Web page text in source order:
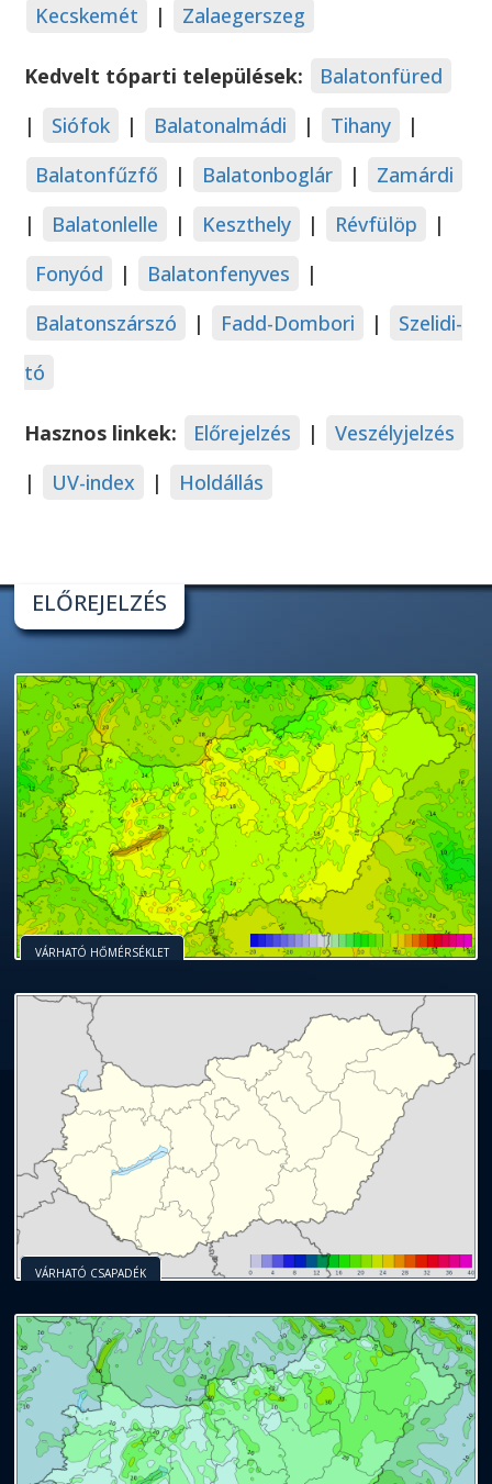
Kecskemét
| Zalaegerszeg
Kedvelt tóparti települések:
Balatonfüred
|
Siófok | Balatonalmádi | Tihany
|
Balatonfűzfő
| Balatonboglár |
Zamárdi
|
Balatonlelle | Keszthely | Révfülöp
|
Fonyód
| Balatonfenyves
|
Balatonszárszó
| Fadd-Dombori |
Szelidi-
tó
Hasznos linkek: Előrejelzés |
Veszélyjelzés
|
UV-index | Holdállás
ELŐREJELZÉS
VÁRHATÓ HŐMÉRSÉKLET
VÁRHATÓ CSAPADÉK